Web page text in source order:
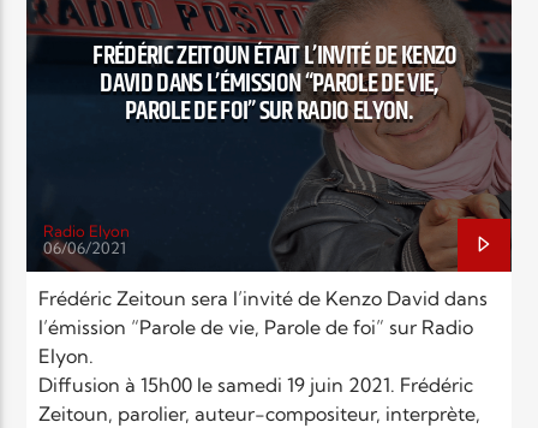
FRÉDÉRIC ZEITOUN ÉTAIT L’INVITÉ DE KENZO
DAVID DANS L’ÉMISSION “PAROLE DE VIE,
PAROLE DE FOI” SUR RADIO ELYON.
Radio Elyon
06/06/2021
Frédéric Zeitoun sera l’invité de Kenzo David dans
l’émission “Parole de vie, Parole de foi” sur Radio
Elyon.
Diffusion à 15h00 le samedi 19 juin 2021. Frédéric
Zeitoun, parolier, auteur-compositeur, interprète,